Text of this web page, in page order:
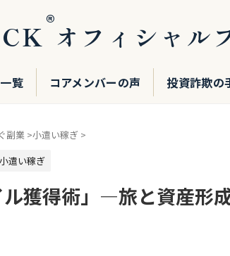
®オフィシャル
覧 コアメンバーの声 投資詐欺の
副業 >小遣い稼ぎ >
小遣い稼ぎ
ル獲得術」—旅と資産形